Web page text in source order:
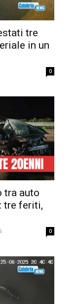
tre
in un
0
tra auto
tre feriti,
0